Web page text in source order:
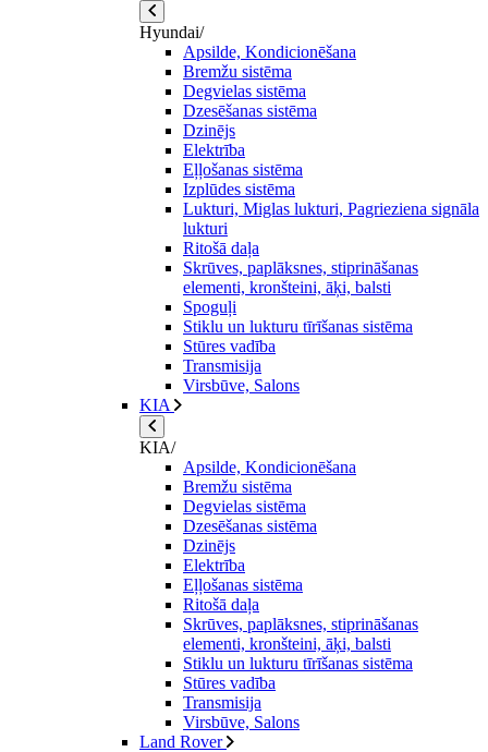
Hyundai/
Apsilde, Kondicionēšana
Bremžu sistēma
Degvielas sistēma
Dzesēšanas sistēma
Dzinējs
Elektrība
Eļļošanas sistēma
Izplūdes sistēma
Lukturi, Miglas lukturi, Pagrieziena signāla
lukturi
Ritošā daļa
Skrūves, paplāksnes, stiprināšanas
elementi, kronšteini, āķi, balsti
Spoguļi
Stiklu un lukturu tīrīšanas sistēma
Stūres vadība
Transmisija
Virsbūve, Salons
KIA
KIA/
Apsilde, Kondicionēšana
Bremžu sistēma
Degvielas sistēma
Dzesēšanas sistēma
Dzinējs
Elektrība
Eļļošanas sistēma
Ritošā daļa
Skrūves, paplāksnes, stiprināšanas
elementi, kronšteini, āķi, balsti
Stiklu un lukturu tīrīšanas sistēma
Stūres vadība
Transmisija
Virsbūve, Salons
Land Rover